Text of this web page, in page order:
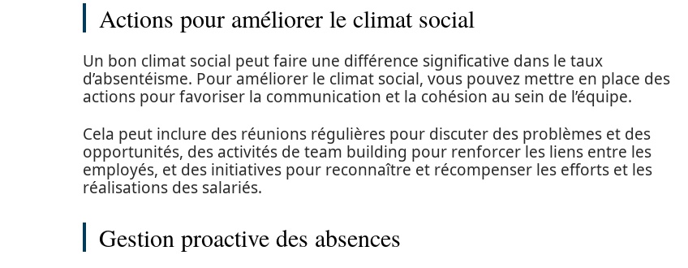
Actions pour améliorer le climat social
Un bon climat social peut faire une différence significative dans le taux
d’absentéisme. Pour améliorer le climat social, vous pouvez mettre en place des
actions pour favoriser la communication et la cohésion au sein de l’équipe.
Cela peut inclure des réunions régulières pour discuter des problèmes et des
opportunités, des activités de team building pour renforcer les liens entre les
employés, et des initiatives pour reconnaître et récompenser les efforts et les
réalisations des salariés.
Gestion proactive des absences